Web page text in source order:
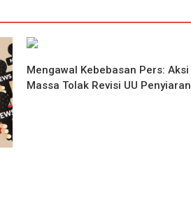
Mengawal Kebebasan Pers: Aksi
Massa Tolak Revisi UU Penyiaran